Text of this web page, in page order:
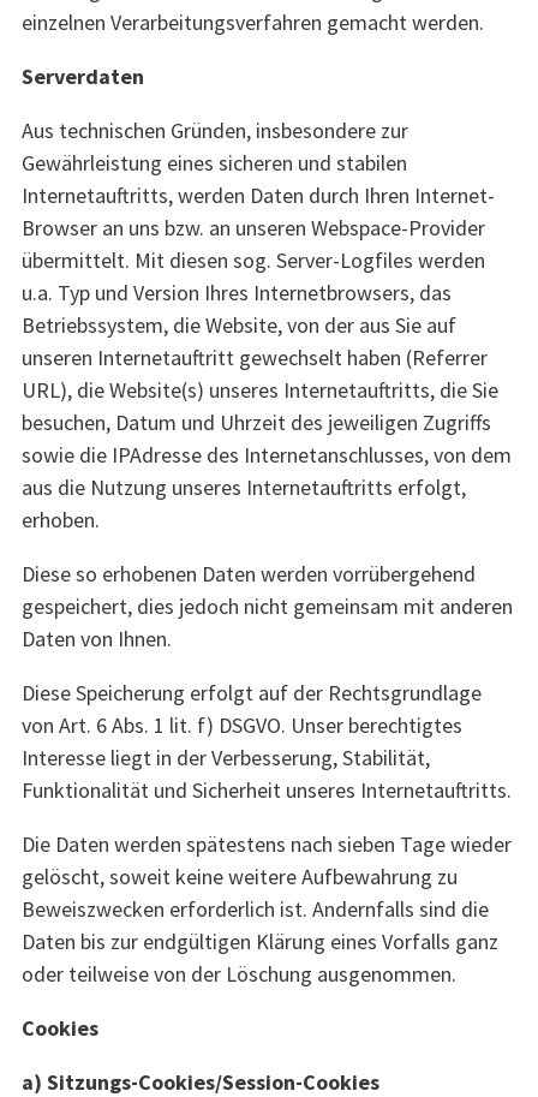
einzelnen Verarbeitungsverfahren gemacht werden.
Serverdaten
Aus technischen Gründen, insbesondere zur
Gewährleistung eines sicheren und stabilen
Internetauftritts, werden Daten durch Ihren Internet-
Browser an uns bzw. an unseren Webspace-Provider
übermittelt. Mit diesen sog. Server-Logfiles werden
u.a. Typ und Version Ihres Internetbrowsers, das
Betriebssystem, die Website, von der aus Sie auf
unseren Internetauftritt gewechselt haben (Referrer
URL), die Website(s) unseres Internetauftritts, die Sie
besuchen, Datum und Uhrzeit des jeweiligen Zugriffs
sowie die IPAdresse des Internetanschlusses, von dem
aus die Nutzung unseres Internetauftritts erfolgt,
erhoben.
Diese so erhobenen Daten werden vorrübergehend
gespeichert, dies jedoch nicht gemeinsam mit anderen
Daten von Ihnen.
Diese Speicherung erfolgt auf der Rechtsgrundlage
von Art. 6 Abs. 1 lit. f) DSGVO. Unser berechtigtes
Interesse liegt in der Verbesserung, Stabilität,
Funktionalität und Sicherheit unseres Internetauftritts.
Die Daten werden spätestens nach sieben Tage wieder
gelöscht, soweit keine weitere Aufbewahrung zu
Beweiszwecken erforderlich ist. Andernfalls sind die
Daten bis zur endgültigen Klärung eines Vorfalls ganz
oder teilweise von der Löschung ausgenommen.
Cookies
a) Sitzungs-Cookies/Session-Cookies